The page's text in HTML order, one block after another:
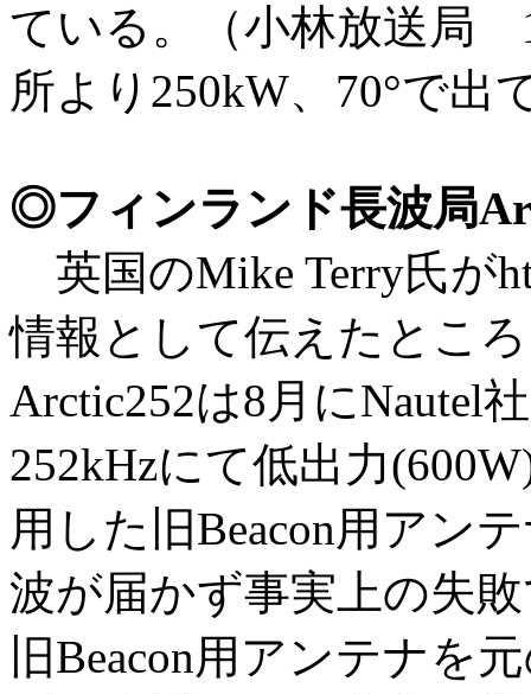
ている。（小林放送局
所より250kW、70°で出
◎フィンランド長波局
英国のMike Terry氏が
情報として伝えたとこ
Arctic252は8 月にNautel
252kHzにて低出力
用した旧Beacon用アン
波が届かず事実上の失
旧Beacon用アンテナを